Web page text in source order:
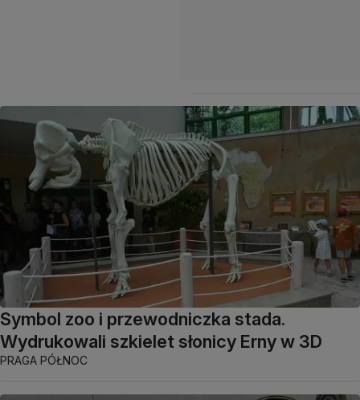
Symbol zoo i przewodniczka stada.
Wydrukowali szkielet słonicy Erny w 3D
PRAGA PÓŁNOC